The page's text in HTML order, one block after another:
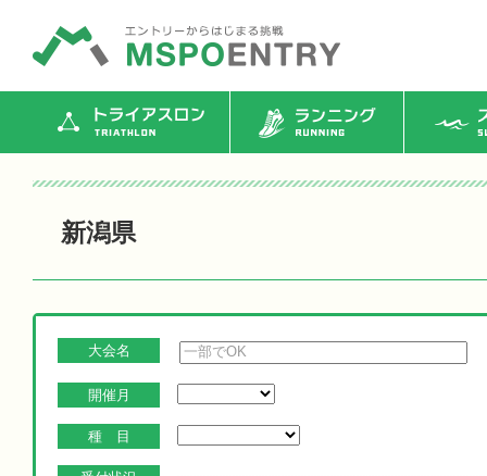
トライアスロン ランニング ス
新潟県
大会名
開催月
種 目